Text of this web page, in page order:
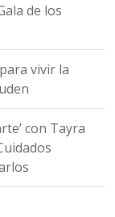
de los
vivir la
con Tayra